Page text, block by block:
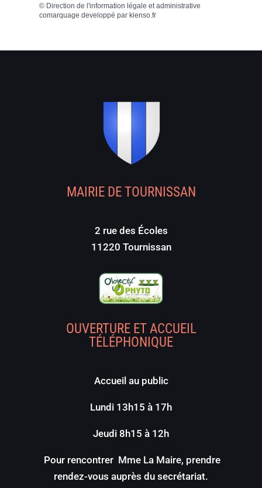
© Direction de l'information légale et administrative
comarquage developpé par kienso.fr
MAIRIE DE TOURNISSAN
2 rue des Écoles
11220 Tournissan
OUVERTURE ET ACCUEIL
TÉLÉPHONIQUE
Accueil au public
Lundi 13h15 à 17h
Jeudi 8h15 à 12h
Pour rencontrer Mme La Maire, prendre
rendez-vous auprès du secrétariat.